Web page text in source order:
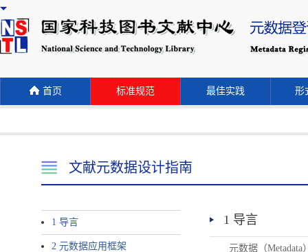
首页 标准规范 最佳实践 形
文献元数据设计指南
1 导言
2 元数据应用框架
1 导言
元数据（